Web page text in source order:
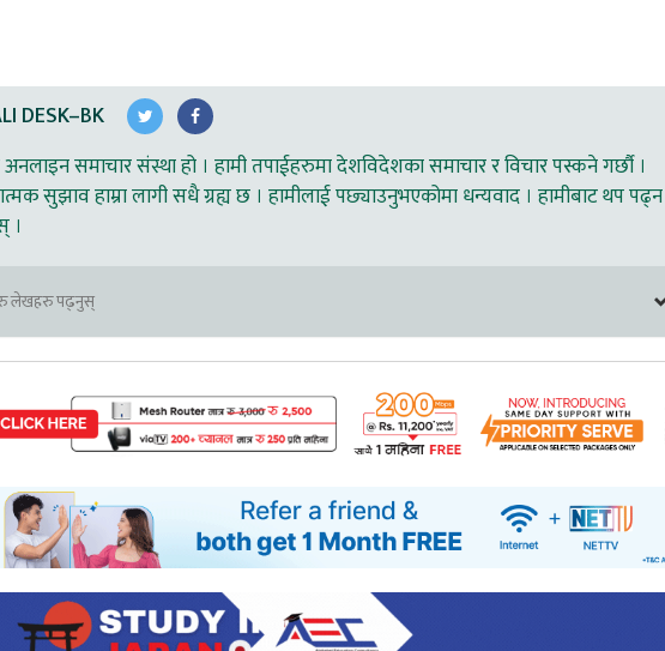
DESK–BK
अनलाइन समाचार संस्था हो । हामी तपाईहरुमा देशविदेशका समाचार र विचार पस्कने गर्छौ ।
सुझाव हाम्रा लागी सधै ग्रह्य छ । हामीलाई पछ्याउनुभएकोमा धन्यवाद । हामीबाट थप पढ्न
।
लेखहरु पढ्नुस्